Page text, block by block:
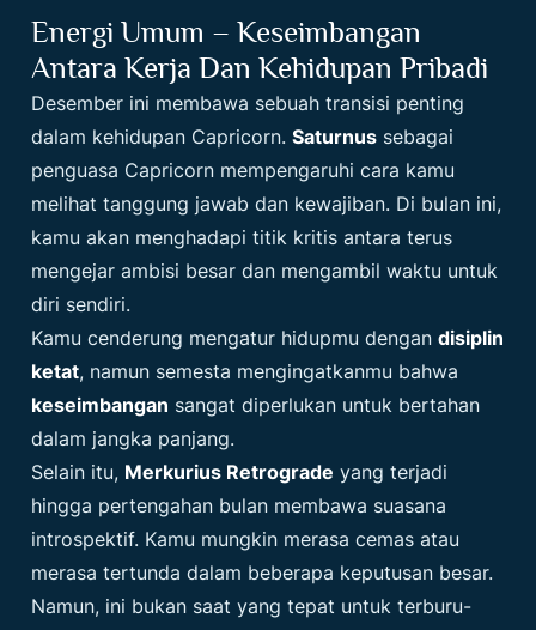
Energi Umum – Keseimbangan
Antara Kerja Dan Kehidupan Pribadi
Desember ini membawa sebuah transisi penting
dalam kehidupan Capricorn.Saturnus sebagai
penguasa Capricorn mempengaruhi cara kamu
melihat tanggung jawab dan kewajiban. Di bulan ini,
kamu akan menghadapi titik kritis antara terus
mengejar ambisi besar dan mengambil waktu untuk
diri sendiri.
Kamu cenderung mengatur hidupmu dengandisiplin
ketat, namun semesta mengingatkanmu bahwa
keseimbangan sangat diperlukan untuk bertahan
dalam jangka panjang.
Selain itu, Merkurius Retrograde yang terjadi
hingga pertengahan bulan membawa suasana
introspektif. Kamu mungkin merasa cemas atau
merasa tertunda dalam beberapa keputusan besar.
Namun, ini bukan saat yang tepat untuk terburu-